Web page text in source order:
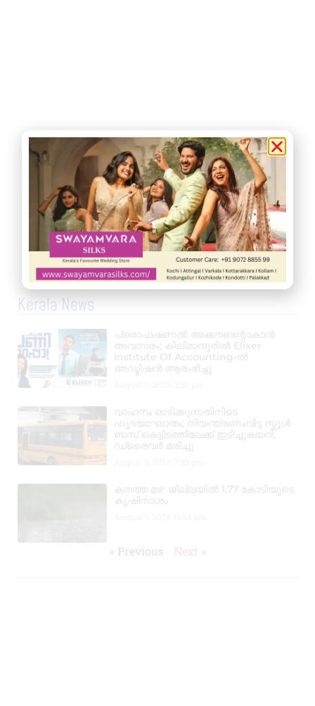
Kerala News
പ്രൊഫഷണൽ അക്കൗണ്ടന്റാകാൻ
അവസരം; കിലിമാനൂരിൽ Elixer
Institute Of Accounting-ൽ
അഡ്മിഷൻ ആരംഭിച്ചു
വാഹനം ഓടിക്കുന്നതിനിടെ
ഹൃദയാഘാതം; നിയന്ത്രണംവിട്ട സ്കൂൾ
ബസ് കെട്ടിടത്തിലേക്ക് ഇടിച്ചുകയറി,
ഡ്രൈവർ മരിച്ചു
കനത്ത മഴ: ജില്ലയിൽ 1.77 കോടിയുടെ
കൃഷിനാശം
« Previous Next »